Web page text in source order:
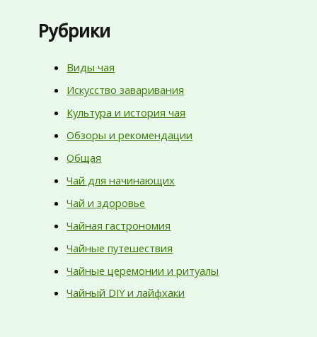
Рубрики
Виды чая
Искусство заваривания
Культура и история чая
Обзоры и рекомендации
Общая
Чай для начинающих
Чай и здоровье
Чайная гастрономия
Чайные путешествия
Чайные церемонии и ритуалы
Чайный DIY и лайфхаки